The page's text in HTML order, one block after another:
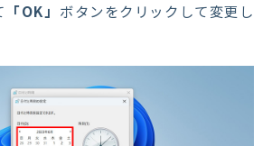
「OK」 ボタンをクリックして変更し